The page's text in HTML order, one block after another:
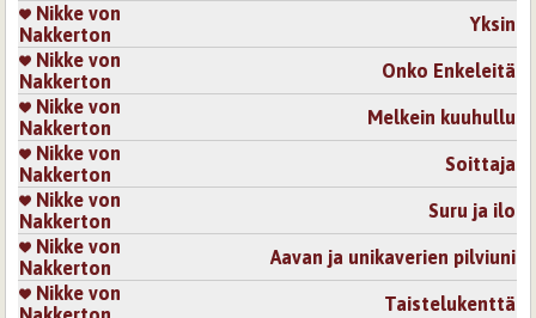
Nikke von
Nakkerton
Yksin
Nikke von
Nakkerton
Onko Enkeleitä
Nikke von
Nakkerton
Melkein kuuhullu
Nikke von
Nakkerton
Soittaja
Nikke von
Nakkerton
Suru ja ilo
Nikke von
Nakkerton
Aavan ja unikaverien pilviuni
Nikke von
Taistelukenttä